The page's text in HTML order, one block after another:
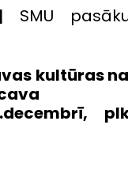
SMU
kultūras